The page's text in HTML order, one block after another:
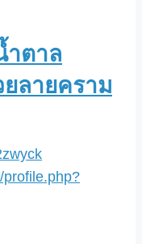
ำตาล
ลายคราม
profile.php?